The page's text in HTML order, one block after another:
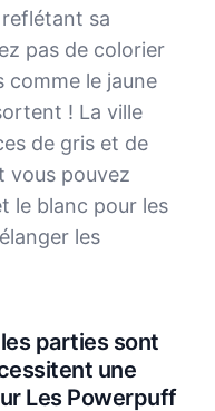
sa
pas de colorier
comme le jaune
! La ville
de gris et de
vous pouvez
le blanc pour les
les
parties sont
une
Les Powerpuff